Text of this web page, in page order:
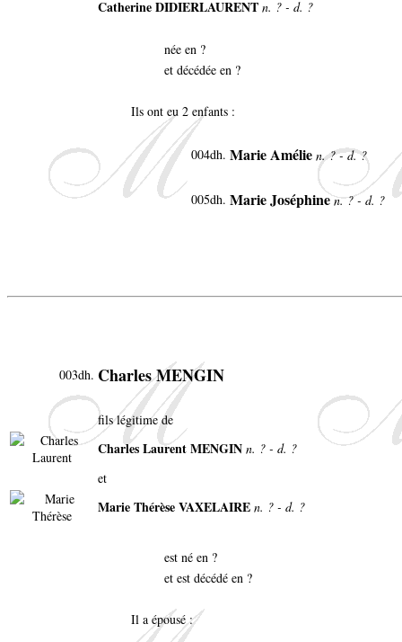
Catherine DIDIERLAURENT n. ? - d. ?
née en ?
et décédée en ?
Ils ont eu 2 enfants :
004dh. Marie Amélie n. ? - d. ?
005dh. Marie Joséphinen. ? - d. ?
003dh. Charles MENGIN
fils légitime de
Charles Laurent MENGIN n. ? - d. ?
et
Marie Thérèse VAXELAIRE n. ? - d. ?
est né en ?
et est décédé en ?
Il a épousé :